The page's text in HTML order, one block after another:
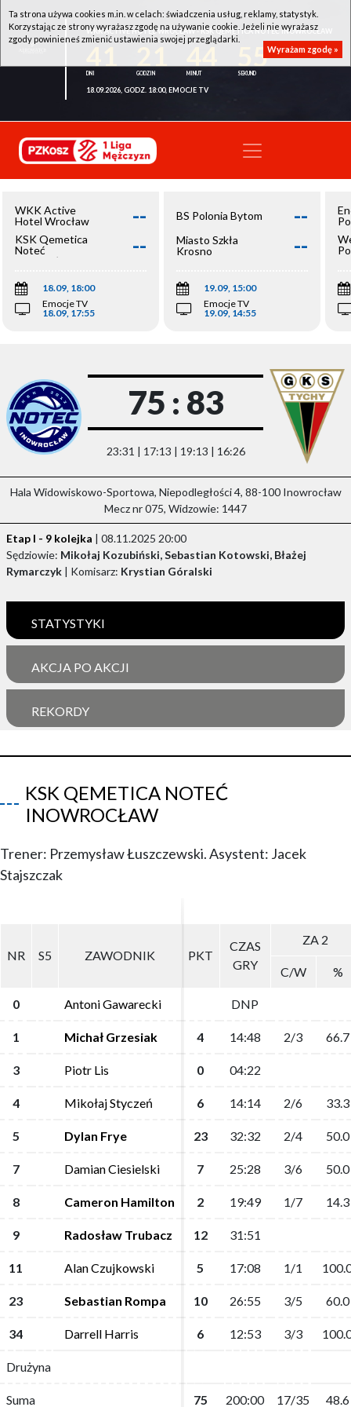
WKK ACTIVE HOTEL WROCŁAW - KSK QEMETICA NOTEĆ INOWROCŁAW
55
18.09.2026, GODZ. 18:00, EMOCJE TV
WKK Active
Hotel Wrocław
--
KSK Qemetica
Noteć
Inowrocław
--
18.09, 18:00
Emocje TV
18.09, 17:55
BS Polonia Bytom --
Miasto Szkła
Krosno
--
19.09, 15:00
Emocje TV
19.09, 14:55
75 : 83
23:31 | 17:13 | 19:13 | 16:26
Hala Widowiskowo-Sportowa, Niepodległości 4, 88-100 Inowrocław
Mecz nr 075, Widzowie: 1447
Etap I - 9 kolejka | 08.11.2025 20:00
Sędziowie: Mikołaj Kozubiński, Sebastian Kotowski, Błażej
Rymarczyk | Komisarz: Krystian Góralski
STATYSTYKI
AKCJA PO AKCJI
REKORDY
KSK QEMETICA NOTEĆ
INOWROCŁAW
Trener: Przemysław Łuszczewski. Asystent: Jacek
Stajszczak
NR S5 ZAWODNIK PKT
CZAS
GRY
ZA 2
C/W %
0 Antoni Gawarecki DNP
1 Michał Grzesiak 4 14:48 2/3 66.7
3 Piotr Lis 0 04:22
4 Mikołaj Styczeń 6 14:14 2/6 33.3
5 Dylan Frye 23 32:32 2/4 50.0
7 Damian Ciesielski 7 25:28 3/6 50.0
8 Cameron Hamilton 2 19:49 1/7 14.3
9 Radosław Trubacz 12 31:51
11 Alan Czujkowski 5 17:08 1/1
23 Sebastian Rompa 10 26:55 3/5 60.0
34 Darrell Harris 6 12:53 3/3
Drużyna
Suma 75 200:00 17/35 48.6
NR S5 ZAWODNIK PKT
CZAS
GRY
ZA 2
C/W %
0 Antoni Gawarecki DNP
1 Michał Grzesiak 4 14:48 2/3 66.7
3 Piotr Lis 0 04:22
4 Mikołaj Styczeń 6 14:14 2/6 33.3
5 Dylan Frye 23 32:32 2/4 50.0
7 Damian Ciesielski 7 25:28 3/6 50.0
8 Cameron Hamilton 2 19:49 1/7 14.3
9 Radosław Trubacz 12 31:51
11 Alan Czujkowski 5 17:08 1/1
23 Sebastian Rompa 10 26:55 3/5 60.0
34 Darrell Harris 6 12:53 3/3
Drużyna
Suma 75 200:00 17/35 48.6
Ta strona używa cookies m.in. w celach: świadczenia usług, reklamy, statystyk.
Korzystając ze strony wyrażasz zgodę na używanie cookie. Jeżeli nie wyrażasz
zgody powinieneś zmienić ustawienia swojej przeglądarki.
Wyrażam zgodę »